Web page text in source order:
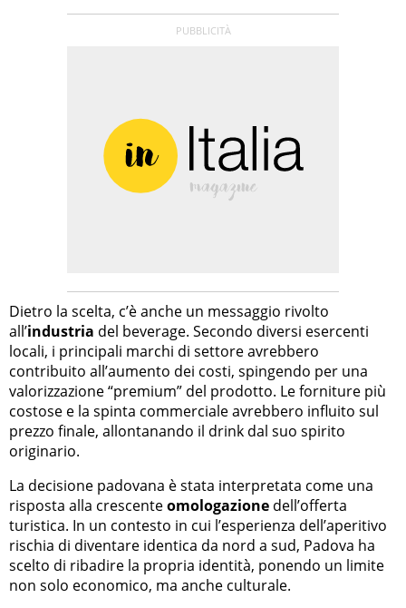
Dietro la scelta, c’è anche un messaggio rivolto
all’industria del beverage. Secondo diversi esercenti
locali, i principali marchi di settore avrebbero
contribuito all’aumento dei costi, spingendo per una
valorizzazione “premium” del prodotto. Le forniture più
costose e la spinta commerciale avrebbero influito sul
prezzo finale, allontanando il drink dal suo spirito
originario.
La decisione padovana è stata interpretata come una
risposta alla crescenteomologazione dell’offerta
turistica. In un contesto in cui l’esperienza dell’aperitivo
rischia di diventare identica da nord a sud, Padova ha
scelto di ribadire la propria identità, ponendo un limite
non solo economico, ma anche culturale.